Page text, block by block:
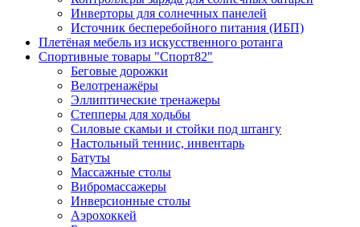
Инверторы для солнечных панелей
Источник бесперебойного питания (ИБП)
Плетёная мебель из искусственного ротанга
Спортивные товары "Спорт82"
Беговые дорожки
Велотренажёры
Эллиптические тренажеры
Степперы для ходьбы
Силовые скамьи и стойки под штангу
Настольный теннис, инвентарь
Батуты
Массажные столы
Вибромассажеры
Инверсионные столы
Аэрохоккей